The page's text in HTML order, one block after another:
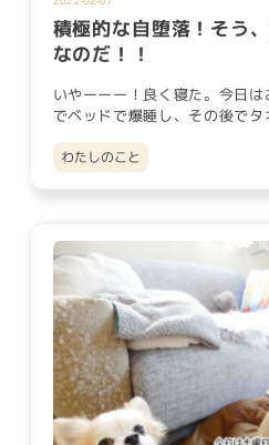
積極的な自堕落！そう
なのだ！！
いやーーー！良く寝た。今日
でベッドで爆睡し、その後で
わたしのこと